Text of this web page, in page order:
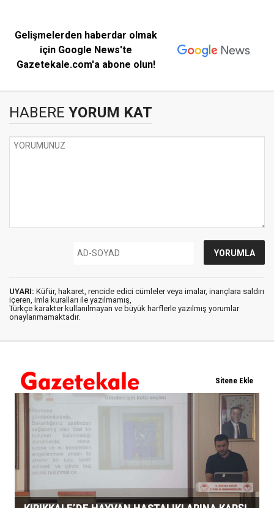
Gelişmelerden haberdar olmak
için Google News'te
Gazetekale.com'a abone olun!
HABERE YORUM KAT
UYARI: Küfür, hakaret, rencide edici cümleler veya imalar, inançlara saldırı
içeren, imla kuralları ile yazılmamış,
Türkçe karakter kullanılmayan ve büyük harflerle yazılmış yorumlar
onaylanmamaktadır.